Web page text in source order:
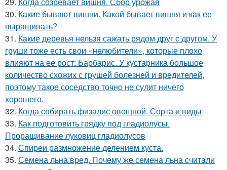
30. Какие бывают вишни. Какой бывает вишня и как ее
выращивать?
31. Какие деревья нельзя сажать рядом друг с другом. У
груши тоже есть свои «нелюбители», которые плохо
влияют на ее рост: Барбарис. У кустарника большое
количество схожих с грушей болезней и вредителей,
поэтому такое соседство точно не сулит ничего
хорошего.
32. Когда собирать физалис овощной. Сорта и виды
33. Как подготовить грядку под гладиолусы.
Проращивание луковиц гладиолусов
34. Спиреи размножение делением куста.
35. Семена льна вред. Почему же семена льна считали